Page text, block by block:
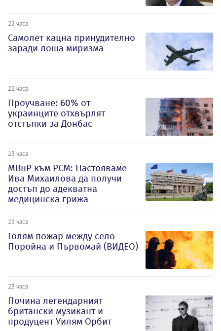
22 часа
Самолет кацна принудително
заради лоша миризма
22 часа
Проучване: 60% от
украинците отхвърлят
отстъпки за Донбас
23 часа
МВнР към РСМ: Настояваме
Ива Михаилова да получи
достъп до адекватна
медицинска грижа
23 часа
Голям пожар между село
Поройна и Първомай (ВИДЕО)
23 часа
Почина легендарният
британски музикант и
продуцент Уилям Орбит